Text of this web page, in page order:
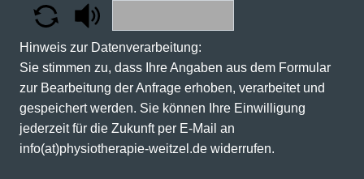
Hinweis zur Datenverarbeitung:
Sie stimmen zu, dass Ihre Angaben aus dem Formular
zur Bearbeitung der Anfrage erhoben, verarbeitet und
gespeichert werden. Sie können Ihre Einwilligung
jederzeit für die Zukunft per E-Mail an
info(at)physiotherapie-weitzel.de widerrufen.